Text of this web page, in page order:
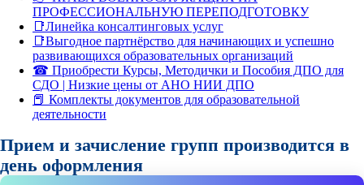
ПРОФЕССИОНАЛЬНУЮ ПЕРЕПОДГОТОВКУ
📑Линейка консалтинговых услуг
📑Выгодное партнёрство для начинающих и успешно
развивающихся образовательных организаций
☎ Приобрести Курсы, Методички и Пособия ДПО для
СДО | Низкие цены от АНО НИИ ДПО
📕 Комплекты документов для образовательной
деятельности
Прием и зачисление групп производится в
день оформления